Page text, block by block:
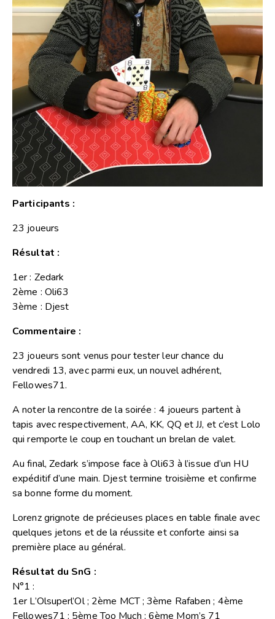
Participants :
23 joueurs
Résultat :
1er : Zedark
2ème : Oli63
3ème : Djest
Commentaire :
23 joueurs sont venus pour tester leur chance du
vendredi 13, avec parmi eux, un nouvel adhérent,
Fellowes71.
A noter la rencontre de la soirée : 4 joueurs partent à
tapis avec respectivement, AA, KK, QQ et JJ, et c’est Lolo
qui remporte le coup en touchant un brelan de valet.
Au final, Zedark s’impose face à Oli63 à l’issue d’un HU
expéditif d’une main. Djest termine troisième et confirme
sa bonne forme du moment.
Lorenz grignote de précieuses places en table finale avec
quelques jetons et de la réussite et conforte ainsi sa
première place au général.
Résultat du SnG :
N°1 :
1er L’Olsuperl’Ol ; 2ème MCT ; 3ème Rafaben ; 4ème
Fellowes71 ; 5ème Too Much ; 6ème Mom’s 71